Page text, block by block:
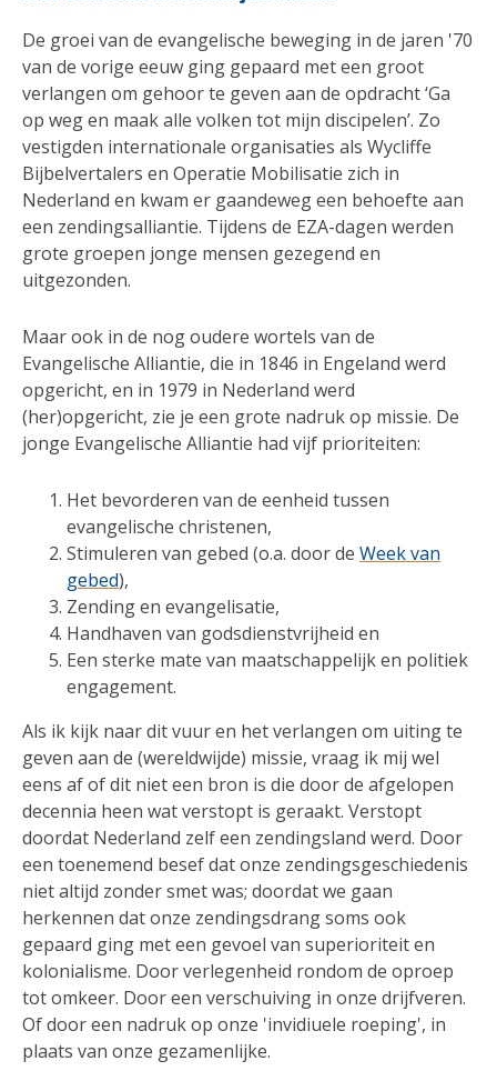
De groei van de evangelische beweging in de jaren '70
van de vorige eeuw ging gepaard met een groot
verlangen om gehoor te geven aan de opdracht ‘Ga
op weg en maak alle volken tot mijn discipelen’. Zo
vestigden internationale organisaties als Wycliffe
Bijbelvertalers en Operatie Mobilisatie zich in
Nederland en kwam er gaandeweg een behoefte aan
een zendingsalliantie. Tijdens de EZA-dagen werden
grote groepen jonge mensen gezegend en
uitgezonden.
Maar ook in de nog oudere wortels van de
Evangelische Alliantie, die in 1846 in Engeland werd
opgericht, en in 1979 in Nederland werd
(her)opgericht, zie je een grote nadruk op missie. De
jonge Evangelische Alliantie had vijf prioriteiten:
Het bevorderen van de eenheid tussen
evangelische christenen,
Stimuleren van gebed (o.a. door de Week van
gebed),
Zending en evangelisatie,
Handhaven van godsdienstvrijheid en
Een sterke mate van maatschappelijk en politiek
engagement.
Als ik kijk naar dit vuur en het verlangen om uiting te
geven aan de (wereldwijde) missie, vraag ik mij wel
eens af of dit niet een bron is die door de afgelopen
decennia heen wat verstopt is geraakt. Verstopt
doordat Nederland zelf een zendingsland werd. Door
een toenemend besef dat onze zendingsgeschiedenis
niet altijd zonder smet was; doordat we gaan
herkennen dat onze zendingsdrang soms ook
gepaard ging met een gevoel van superioriteit en
kolonialisme. Door verlegenheid rondom de oproep
tot omkeer. Door een verschuiving in onze drijfveren.
Of door een nadruk op onze 'invidiuele roeping', in
plaats van onze gezamenlijke.